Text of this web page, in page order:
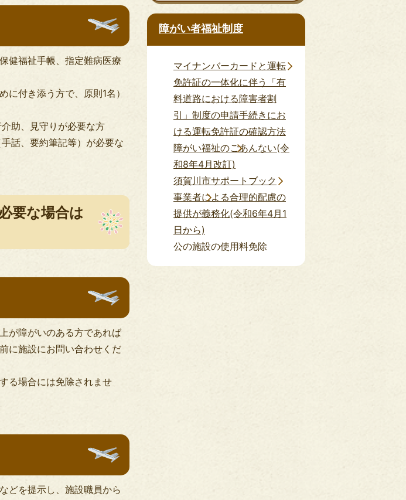
健福祉手帳、指定難病医療
付き添う方で、原則1名）
助、見守りが必要な方
話、要約筆記等）が必要な
要な場合は
が障がいのある方であれば
に施設にお問い合わせくだ
る場合には免除されませ
どを提示し、施設職員から
障がい者福祉制度
マイナンバーカードと運転
免許証の一体化に伴う「有
料道路における障害者割
引」制度の申請手続きにお
ける運転免許証の確認方法
障がい福祉のごあんない(令
和8年4月改訂)
須賀川市サポートブック
事業者による合理的配慮の
提供が義務化(令和6年4月1
日から)
公の施設の使用料免除